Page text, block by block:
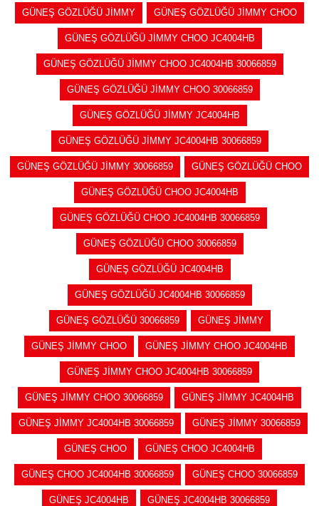
GÜNEŞ GÖZLÜĞÜ JİMMY GÜNEŞ GÖZLÜĞÜ JİMMY CHOO
GÜNEŞ GÖZLÜĞÜ JİMMY CHOO JC4004HB
GÜNEŞ GÖZLÜĞÜ JİMMY CHOO JC4004HB 30066859
GÜNEŞ GÖZLÜĞÜ JİMMY CHOO 30066859
GÜNEŞ GÖZLÜĞÜ JİMMY JC4004HB
GÜNEŞ GÖZLÜĞÜ JİMMY JC4004HB 30066859
GÜNEŞ GÖZLÜĞÜ JİMMY 30066859 GÜNEŞ GÖZLÜĞÜ CHOO
GÜNEŞ GÖZLÜĞÜ CHOO JC4004HB
GÜNEŞ GÖZLÜĞÜ CHOO JC4004HB 30066859
GÜNEŞ GÖZLÜĞÜ CHOO 30066859
GÜNEŞ GÖZLÜĞÜ JC4004HB
GÜNEŞ GÖZLÜĞÜ JC4004HB 30066859
GÜNEŞ GÖZLÜĞÜ 30066859 GÜNEŞ JİMMY
GÜNEŞ JİMMY CHOO GÜNEŞ JİMMY CHOO JC4004HB
GÜNEŞ JİMMY CHOO JC4004HB 30066859
GÜNEŞ JİMMY CHOO 30066859 GÜNEŞ JİMMY JC4004HB
GÜNEŞ JİMMY JC4004HB 30066859 GÜNEŞ JİMMY 30066859
GÜNEŞ CHOO GÜNEŞ CHOO JC4004HB
GÜNEŞ CHOO JC4004HB 30066859 GÜNEŞ CHOO 30066859
GÜNEŞ JC4004HB GÜNEŞ JC4004HB 30066859